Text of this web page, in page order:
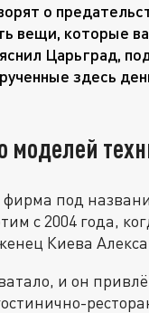
о
вещи, которые
Царьград,
здесь
моделей
фирма под
с 2004 года,
Киева
и он